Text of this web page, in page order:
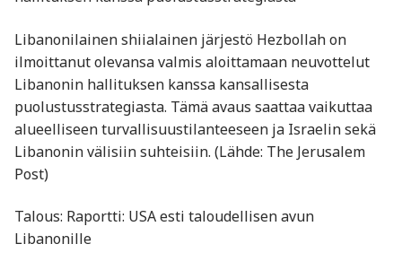
Libanonilainen shiialainen järjestö Hezbollah on
ilmoittanut olevansa valmis aloittamaan neuvottelut
Libanonin hallituksen kanssa kansallisesta
puolustusstrategiasta. Tämä avaus saattaa vaikuttaa
alueelliseen turvallisuustilanteeseen ja Israelin sekä
Libanonin välisiin suhteisiin. (Lähde: The Jerusalem
Post)
Talous: Raportti: USA esti taloudellisen avun
Libanonille